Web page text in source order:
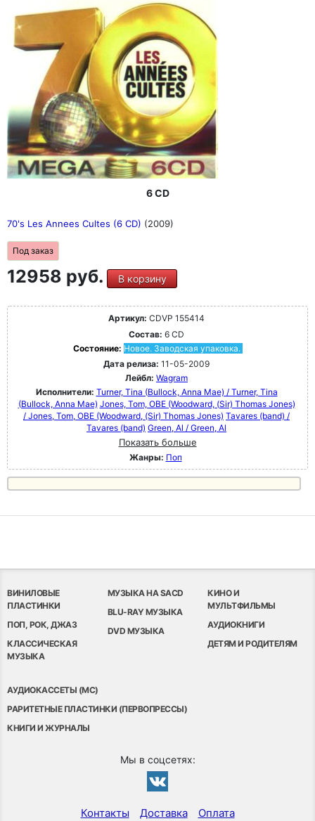
6 CD
70's Les Annees Cultes (6 CD) (2009)
Под заказ
12958 руб. В корзину
Артикул: CDVP 155414
Состав: 6 CD
Состояние: Новое. Заводская упаковка.
Дата релиза: 11-05-2009
Лейбл: Wagram
Исполнители: Turner, Tina (Bullock, Anna Mae) / Turner, Tina
(Bullock, Anna Mae) Jones, Tom, OBE (Woodward, (Sir) Thomas Jones)
/ Jones, Tom, OBE (Woodward, (Sir) Thomas Jones) Tavares (band) /
Tavares (band) Green, Al / Green, Al
Показать больше
Жанры: Поп
ВИНИЛОВЫЕ
ПЛАСТИНКИ
ПОП, РОК, ДЖАЗ
КЛАССИЧЕСКАЯ
МУЗЫКА
МУЗЫКА НА SACD
BLU-RAY МУЗЫКА
DVD МУЗЫКА
КИНО И
МУЛЬТФИЛЬМЫ
АУДИОКНИГИ
ДЕТЯМ И РОДИТЕЛЯМ
АУДИОКАССЕТЫ (MC)
РАРИТЕТНЫЕ ПЛАСТИНКИ (ПЕРВОПРЕССЫ)
КНИГИ И ЖУРНАЛЫ
Мы в соцсетях:
Контакты Доставка Оплата